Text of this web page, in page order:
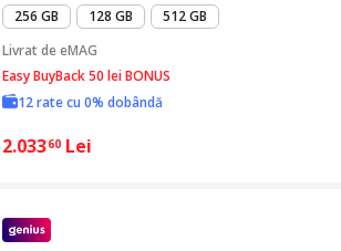
256 GB 128 GB
512 GB
Livrat deeMAG
Easy BuyBack 50 lei BONUS
12 rate cu 0% dobândă
2.03360 Lei